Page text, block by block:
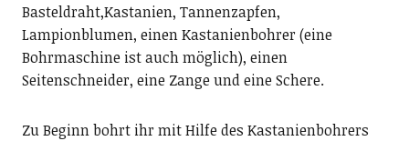
Basteldraht,Kastanien, Tannenzapfen,
Lampionblumen, einen Kastanienbohrer (eine
Bohrmaschine ist auch möglich), einen
Seitenschneider, eine Zange und eine Schere.
Zu Beginn bohrt ihr mit Hilfe des Kastanienbohrers